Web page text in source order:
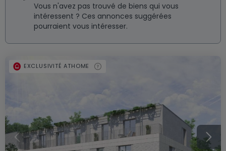
Vous n'avez pas trouvé de biens qui vous
intéressent ? Ces annonces suggérées
pourraient vous intéresser.
EXCLUSIVITÉ ATHOME